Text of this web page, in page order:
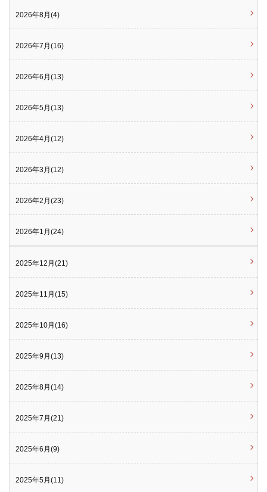
2026年8月(4)
2026年7月(16)
2026年6月(13)
2026年5月(13)
2026年4月(12)
2026年3月(12)
2026年2月(23)
2026年1月(24)
2025年12月(21)
2025年11月(15)
2025年10月(16)
2025年9月(13)
2025年8月(14)
2025年7月(21)
2025年6月(9)
2025年5月(11)